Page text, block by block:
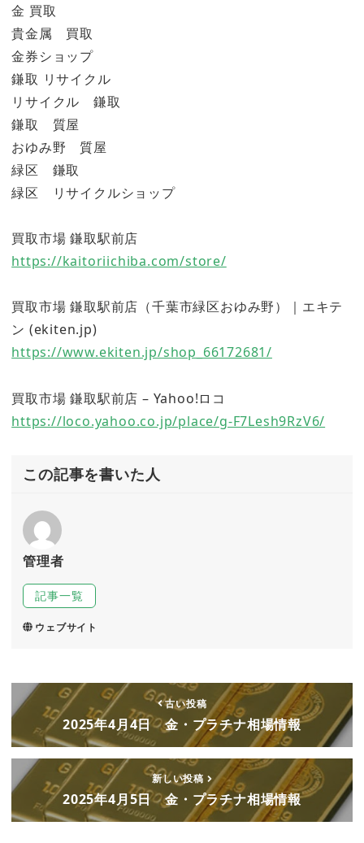
金 買取
貴金属 買取
金券ショップ
鎌取 リサイクル
リサイクル 鎌取
鎌取 質屋
おゆみ野 質屋
緑区 鎌取
緑区 リサイクルショップ
買取市場 鎌取駅前店
https://kaitoriichiba.com/store/
買取市場 鎌取駅前店（千葉市緑区おゆみ野）｜エキテ
ン (ekiten.jp)
https://www.ekiten.jp/shop_66172681/
買取市場 鎌取駅前店 – Yahoo!ロコ
https://loco.yahoo.co.jp/place/g-F7Lesh9RzV6/
この記事を書いた人
管理者
記事一覧
ウェブサイト
古い投稿
2025年4月4日 金・プラチナ相場情報
新しい投稿
2025年4月5日 金・プラチナ相場情報